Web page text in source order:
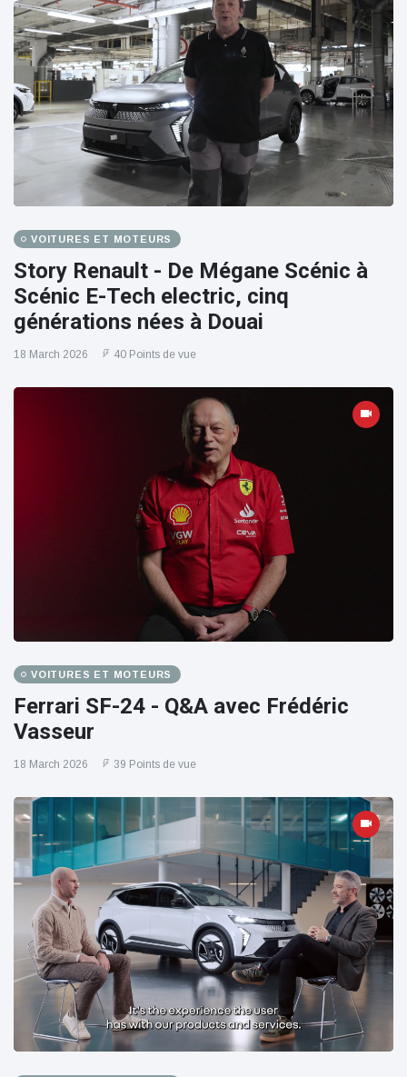
VOITURES ET MOTEURS
Story Renault - De Mégane Scénic à
Scénic E-Tech electric, cinq
générations nées à Douai
18 March 2026 40 Points de vue
VOITURES ET MOTEURS
Ferrari SF-24 - Q&A avec Frédéric
Vasseur
18 March 2026 39 Points de vue